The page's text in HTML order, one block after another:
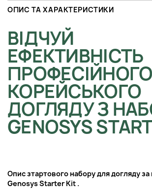
ОПИС ТА ХАРАКТЕРИСТИКИ
ВІДЧУЙ
ЕФЕКТИВНІСТЬ
ПРОФЕСІЙНОГО
КОРЕЙСЬКОГО
ДОГЛЯДУ З
GENOSYS
Опис зтартового набору для догляду
Genosys Starter Kit .